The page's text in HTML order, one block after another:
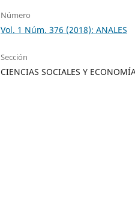
Número
Vol. 1 Núm. 376 (2018): ANALES
Sección
CIENCIAS SOCIALES Y